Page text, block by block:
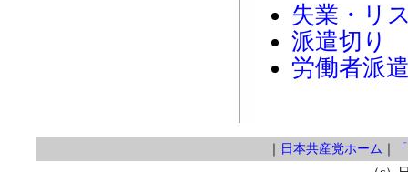
失業・リ
派遣切り
労働者派
日本共産党ホーム